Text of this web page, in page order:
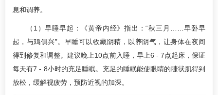
息和调养。
（1）早睡早起：《黄帝内经》指出：“秋三月……早卧早
起，与鸡俱兴”。早睡可以收藏阴精，以养阴气，让身体在夜间
得到修复和调整。建议晚上10点前入睡，早上6 - 7点起床，保证
每天有7 - 8小时的充足睡眠。充足的睡眠能使眼睛的睫状肌得到
放松，缓解视疲劳，预防近视的加深。